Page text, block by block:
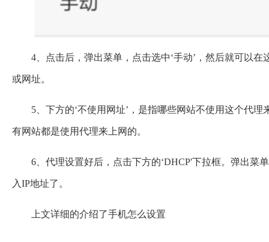
4、点击后，弹出菜单，点击选中‘手动’，然后就可以
或网址。
5、下方的‘不使用网址’，是指哪些网站不使用这个代
有网站都是使用代理来上网的。
6、代理设置好后，点击下方的‘DHCP'下拉框。弹出菜
入IP地址了。
上文详细的介绍了手机怎么设置